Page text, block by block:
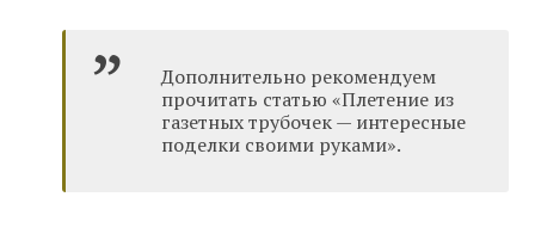
Дополнительно рекомендуем
прочитать статью «Плетение из
газетных трубочек — интересные
поделки своими руками».